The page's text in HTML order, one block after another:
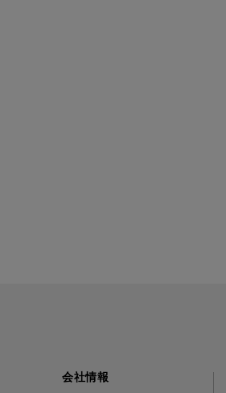
会社情報